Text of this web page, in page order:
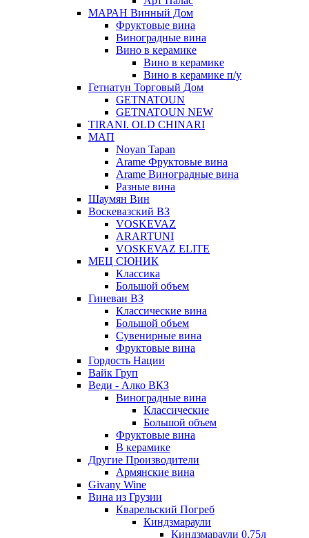
МАРАН Винный Дом
Фруктовые вина
Виноградные вина
Вино в керамике
Вино в керамике
Вино в керамике п/у
Гетнатун Торговый Дом
GETNATOUN
GETNATOUN NEW
TIRANI. OLD CHINARI
МАП
Noyan Tapan
Arame Фруктовые вина
Arame Виноградные вина
Разные вина
Шаумян Вин
Воскевазский ВЗ
VOSKEVAZ
ARARTUNI
VOSKEVAZ ELITE
МЕЦ СЮНИК
Классика
Большой объем
Гиневан ВЗ
Классические вина
Большой объем
Сувенирные вина
Фруктовые вина
Гордость Нации
Вайк Груп
Веди - Алко ВКЗ
Виноградные вина
Классические
Большой объем
Фруктовые вина
В керамике
Другие Производители
Армянские вина
Givany Wine
Вина из Грузии
Кварельский Погреб
Киндзмараули
Киндзмараули 0,75л